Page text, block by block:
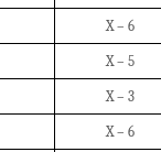
X – 6
X – 5
X – 3
X – 6